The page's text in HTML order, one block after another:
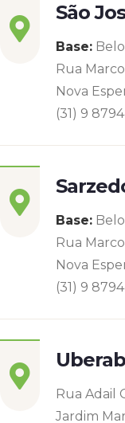
São
Base:
Rua
Nova
(31) 9
Base:
Rua
Nova
(31) 9
Rua Adail
Jardim